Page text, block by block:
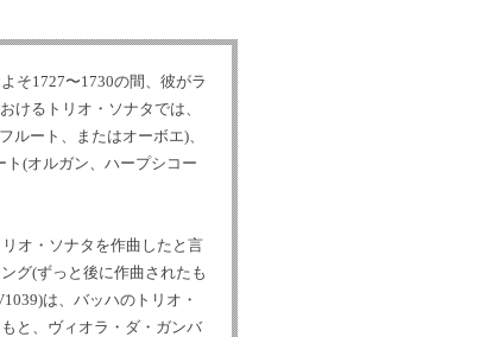
そ1727〜1730の間、彼がラ
けるトリオ・ソナタでは、
ルート、またはオーボエ)、
(オルガン、ハープシコー
オ・ソナタを作曲したと言
グ(ずっと後に作曲されたも
は、バッハのトリオ・
と、ヴィオラ・ダ・ガンバ